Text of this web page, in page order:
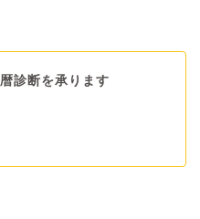
診断を承ります